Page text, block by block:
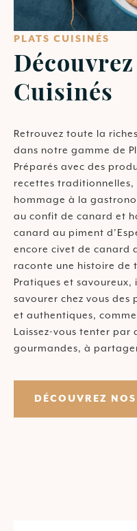
PLATS CUISINÉS
Cuisinés
Retrouvez toute la
dans notre gamme de
Préparés avec des
recettes traditionnelles,
hommage à la
au confit de canard et
canard au piment
encore civet de canard
raconte une histoire de
Pratiques et
savourer chez vous
et authentiques,
Laissez-vous tenter par
gourmandes, à
DÉCOUVREZ